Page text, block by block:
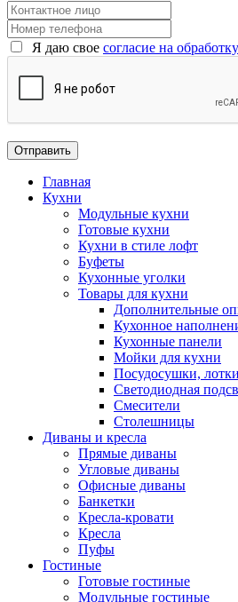
Я даю свое согласие на
Главная
Кухни
Модульные кухни
Готовые кухни
Кухни в стиле лофт
Буфеты
Кухонные уголки
Товары для кухни
Дополнительные
Кухонное
Кухонные панели
Мойки для кухни
Посудосушки, лотки
Светодиодная
Смесители
Столешницы
Диваны и кресла
Прямые диваны
Угловые диваны
Офисные диваны
Банкетки
Кресла-кровати
Кресла
Пуфы
Гостиные
Готовые гостиные
Модульные гостиные